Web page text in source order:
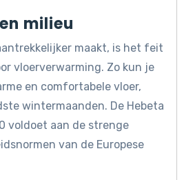
milieu
maakt, is het feit
vloerverwarming. Zo kun je
en comfortabele vloer,
wintermaanden. De Hebeta
voldoet aan de strenge
van de Europese